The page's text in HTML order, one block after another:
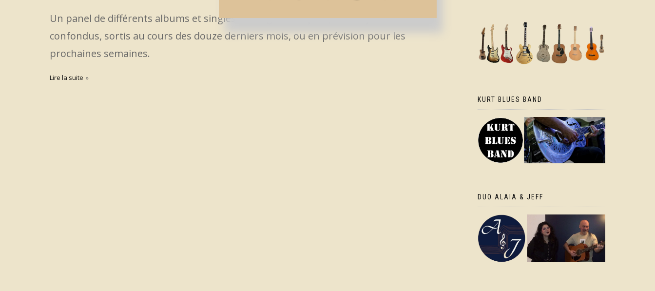
Un panel de différents albums et singles en langue française, tous styles
confondus, sortis au cours des douze derniers mois, ou en prévision pour les
prochaines semaines.
Lire la suite
KURT BLUES BAND
DUO ALAIA & JEFF